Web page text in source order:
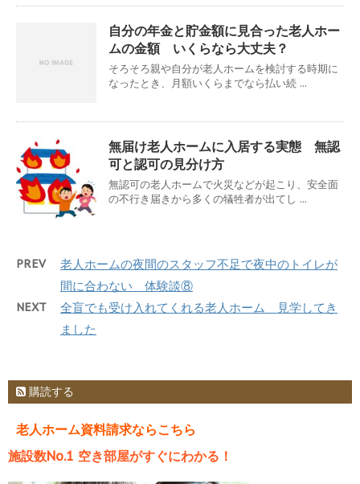
自分の年金と貯金額に見合った老人ホー
ムの金額 いくらなら大丈夫？
そろそろ親や自分が老人ホームを検討する時期に
なったとき、月額いくらまでなら払い続 ...
無届け老人ホームに入居する実態 無認
可と認可の見分け方
無認可の老人ホームで火災などが起こり、安全面
の不行き届きから多くの犠牲者が出てし ...
PREV
老人ホームの夜間のスタッフ不足で夜中のトイレが
間に合わない 体験談⑧
NEXT
全盲でも受け入れてくれる老人ホーム 見学してき
ました
購読する
老人ホーム資料請求ならこちら
施設数No.1 空き部屋がすぐにわかる！